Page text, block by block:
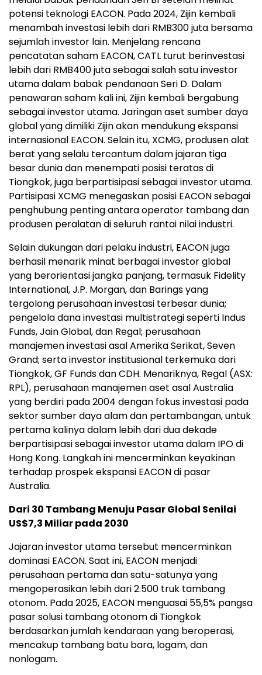
potensi teknologi EACON. Pada 2024, Zijin kembali
menambah investasi lebih dari RMB300 juta bersama
sejumlah investor lain. Menjelang rencana
pencatatan saham EACON, CATL turut berinvestasi
lebih dari RMB400 juta sebagai salah satu investor
utama dalam babak pendanaan Seri D. Dalam
penawaran saham kali ini, Zijin kembali bergabung
sebagai investor utama. Jaringan aset sumber daya
global yang dimiliki Zijin akan mendukung ekspansi
internasional EACON. Selain itu, XCMG, produsen alat
berat yang selalu tercantum dalam jajaran tiga
besar dunia dan menempati posisi teratas di
Tiongkok, juga berpartisipasi sebagai investor utama.
Partisipasi XCMG menegaskan posisi EACON sebagai
penghubung penting antara operator tambang dan
produsen peralatan di seluruh rantai nilai industri.
Selain dukungan dari pelaku industri, EACON juga
berhasil menarik minat berbagai investor global
yang berorientasi jangka panjang, termasuk Fidelity
International, J.P. Morgan, dan Barings yang
tergolong perusahaan investasi terbesar dunia;
pengelola dana investasi multistrategi seperti Indus
Funds, Jain Global, dan Regal; perusahaan
manajemen investasi asal Amerika Serikat, Seven
Grand; serta investor institusional terkemuka dari
Tiongkok, GF Funds dan CDH. Menariknya, Regal (ASX:
RPL), perusahaan manajemen aset asal Australia
yang berdiri pada 2004 dengan fokus investasi pada
sektor sumber daya alam dan pertambangan, untuk
pertama kalinya dalam lebih dari dua dekade
berpartisipasi sebagai investor utama dalam IPO di
Hong Kong. Langkah ini mencerminkan keyakinan
terhadap prospek ekspansi EACON di pasar
Australia.
Dari 30 Tambang Menuju Pasar Global Senilai
US$7,3 Miliar pada 2030
Jajaran investor utama tersebut mencerminkan
dominasi EACON. Saat ini, EACON menjadi
perusahaan pertama dan satu-satunya yang
mengoperasikan lebih dari 2.500 truk tambang
otonom. Pada 2025, EACON menguasai 55,5% pangsa
pasar solusi tambang otonom di Tiongkok
berdasarkan jumlah kendaraan yang beroperasi,
mencakup tambang batu bara, logam, dan
nonlogam.